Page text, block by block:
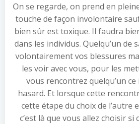
On se regarde, on prend en
touche de façon involontaire
bien sûr est toxique. Il faudra
dans les individus. Quelqu’un de
volontairement vos blessures
les voir avec vous, pour les
vous rencontrez quelqu’un ce
hasard. Et lorsque cette
cette étape du choix de l’autre
c’est là que vous allez choisir